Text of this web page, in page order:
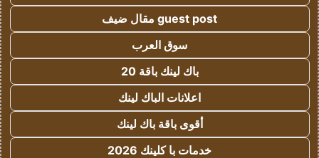
guest post مقال ضيف
سوق العرب
باك لينك باقة 20
اعلانات الباك لينك
أقوى باقة باك لينك
خدمات با كلينك 2026